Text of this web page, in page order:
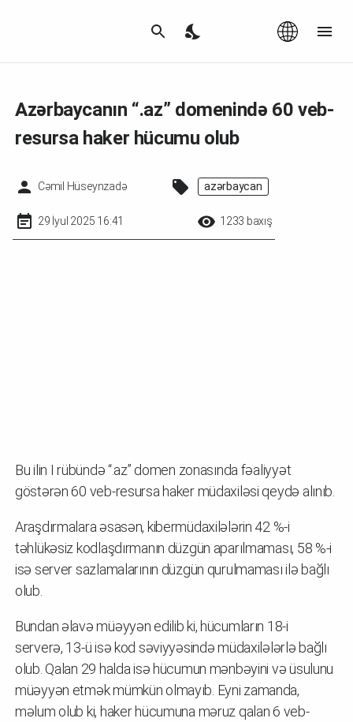
Azərbaycanın “.az” domenində 60 veb-
resursa haker hücumu olub
Cəmil Hüseynzadə azərbaycan
29 İyul 2025 16:41 1233 baxış
Bu ilin I rübündə “.az” domen zonasında fəaliyyət
göstərən 60 veb-resursa haker müdaxiləsi qeydə alınıb.
Araşdırmalara əsasən, kibermüdaxilələrin 42 %-i
təhlükəsiz kodlaşdırmanın düzgün aparılmaması, 58 %-i
isə server sazlamalarının düzgün qurulmaması ilə bağlı
olub.
Bundan əlavə müəyyən edilib ki, hücumların 18-i
serverə, 13-ü isə kod səviyyəsində müdaxilələrlə bağlı
olub. Qalan 29 halda isə hücumun mənbəyini və üsulunu
müəyyən etmək mümkün olmayıb. Eyni zamanda,
məlum olub ki, haker hücumuna məruz qalan 6 veb-